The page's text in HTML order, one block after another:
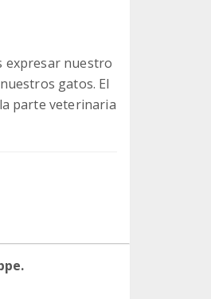
expresar nuestro
gatos. El
parte veterinaria